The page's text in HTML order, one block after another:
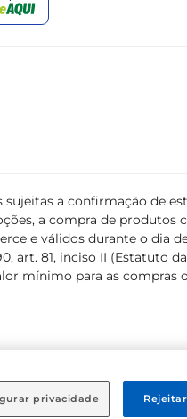
a confirmação de
a compra de produtos
e válidos durante o dia
art. 81, inciso II (Estatuto
mínimo para as compras
privacidade